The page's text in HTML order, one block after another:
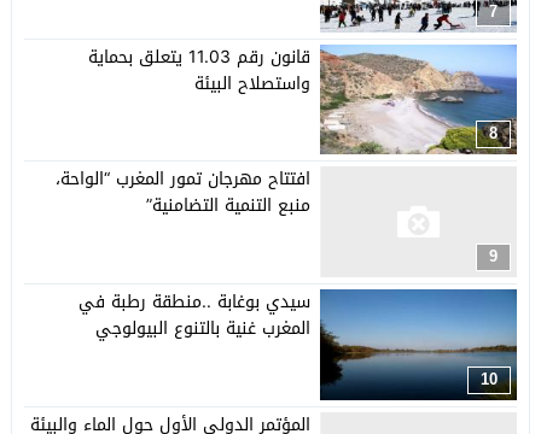
7
8
قانون رقم 11.03 يتعلق بحماية
واستصلاح البيئة
9
افتتاح مهرجان تمور المغرب “الواحة،
منبع التنمية التضامنية”
10
سيدي بوغابة ..منطقة رطبة في
المغرب غنية بالتنوع البيولوجي
المؤتمر الدولي الأول حول الماء والبيئة